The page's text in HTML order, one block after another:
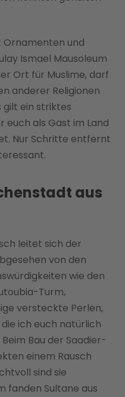
Ornamenten und
Ismael Mausoleum
Ort für Muslime, darf
anderer Religionen
ein striktes
euch als Gast im Land
Nur Schritte entfernt
aus
leitet sich der
von den
wie den
Turm,
versteckte Perlen,
ich euch natürlich
Bau der Saadier-
einem Rausch
sind sie
fanden Sultane aus